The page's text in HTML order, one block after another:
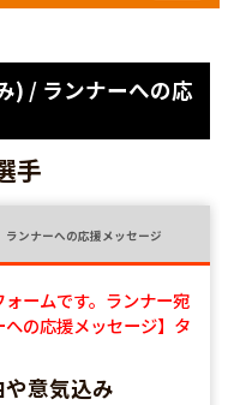
) / ランナーへの応
手
ランナーへの応援メッセージ
ームです。ランナー宛
の応援メッセージ】タ
意気込み